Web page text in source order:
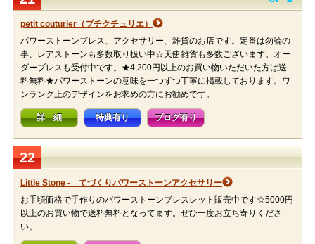
petit couturier（プチクチュリエ）
パワーストーンブレス、アクセサリー、雑貨のお店です。定番は勿論の
事、レアストーンも多数取り扱い中☆天使雑貨も多数ございます。オー
ダーブレスも受付中です。★4,200円以上のお買い物いただいた方は送
料無料★パワーストーンの意味を一つずつ丁寧に掲載しております。ワ
ンランク上のデザインをお求めの方にお勧めです。
詳 細 特典有り ブログ有り
22
Little Stone - てづくりパワーストーンアクセサリー
お手頃価格で手作りのパワーストーンブレスレット販売中です☆5000円
以上のお買い物で送料無料となってます。ぜひ一度お立ち寄りくださ
い。